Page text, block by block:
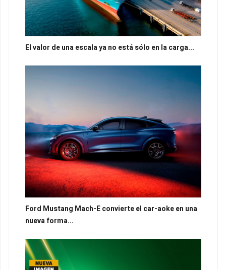
El valor de una escala ya no está sólo en la carga...
Ford Mustang Mach-E convierte el car-aoke en una
nueva forma...